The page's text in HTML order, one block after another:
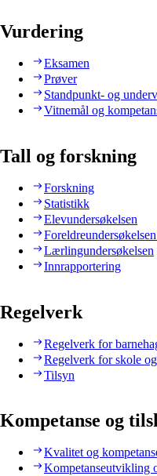
Vurdering
Eksamen
Prøver
Standpunkt- og
Vitnemål og
Tall og forskning
Forskning
Statistikk
Elevundersøkelsen
Lærlingundersøkelsen
Innrapportering
Regelverk
Regelverk for
Regelverk for skole
Tilsyn
Kompetanse og
Kvalitet og
Kompetanseutvikling